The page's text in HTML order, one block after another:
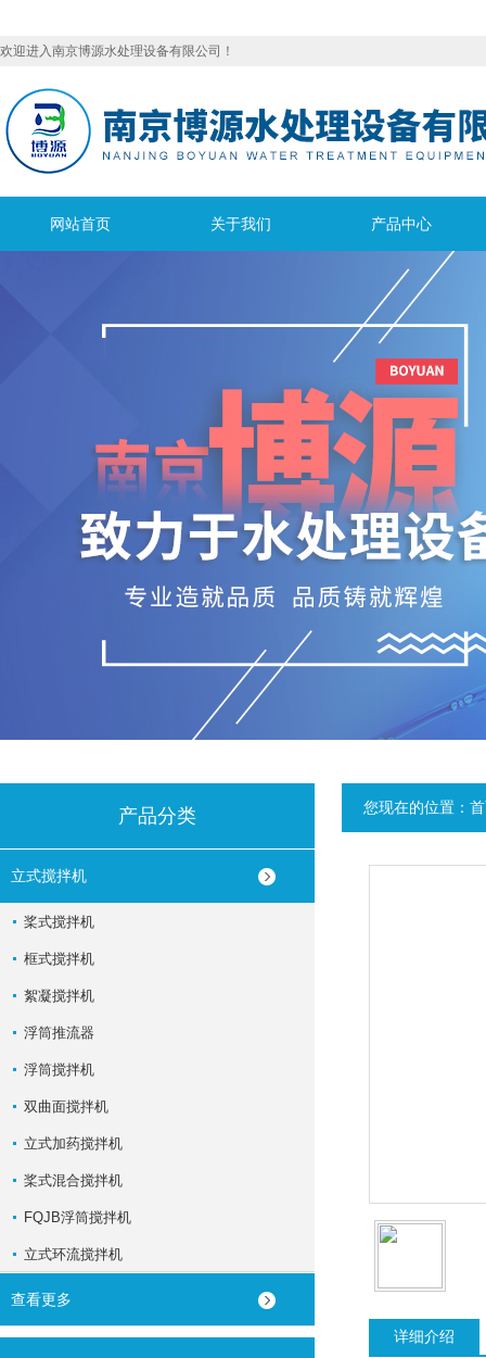
欢迎进入南京博源水处理设备有限公司！
网站首页 关于我们 产品中心
产品分类
立式搅拌机
桨式搅拌机
框式搅拌机
絮凝搅拌机
浮筒推流器
浮筒搅拌机
双曲面搅拌机
立式加药搅拌机
桨式混合搅拌机
FQJB浮筒搅拌机
立式环流搅拌机
查看更多
您现在的位置：
详细介绍